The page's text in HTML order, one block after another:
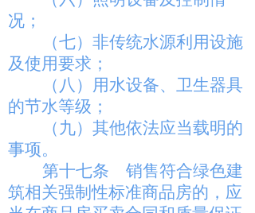
况；
（七）非传统水源利用设施
及使用要求；
（八）用水设备、卫生器具
的节水等级；
（九）其他依法应当载明的
事项。
第十七条
销售符合绿色建
筑相关强制性标准商品房的，应